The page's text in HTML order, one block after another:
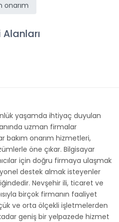
onarım
yaşamda ihtiyaç duyulan
uzman firmalar
bakım onarım hizmetleri,
öne çıkar. Bilgisayar
için doğru firmaya ulaşmak
destek almak isteyenler
Nevşehir ili, ticaret ve
birçok firmanın faaliyet
ve orta ölçekli işletmelerden
geniş bir yelpazede hizmet